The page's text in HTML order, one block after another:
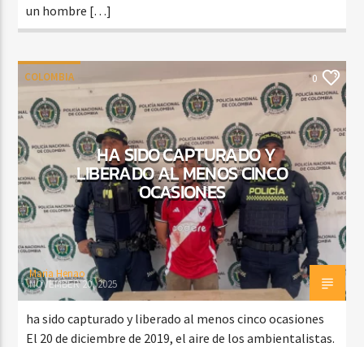
un hombre […]
COLOMBIA 0
HA SIDO CAPTURADO Y
LIBERADO AL MENOS CINCO
OCASIONES
Maria Henao
NOVEMBER 20, 2025
ha sido capturado y liberado al menos cinco ocasiones
El 20 de diciembre de 2019, el aire de los ambientalistas.